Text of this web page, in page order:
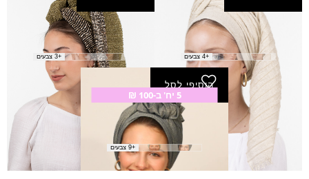
צעיף קדם
₪40.00
+4 צבעים
צעיף שחקים
₪80.00
+3 צבעים
5 יח' ב-100 ₪
הוסיפי לסל
צעיף מרווה
₪ 30.00
+9 צבעים